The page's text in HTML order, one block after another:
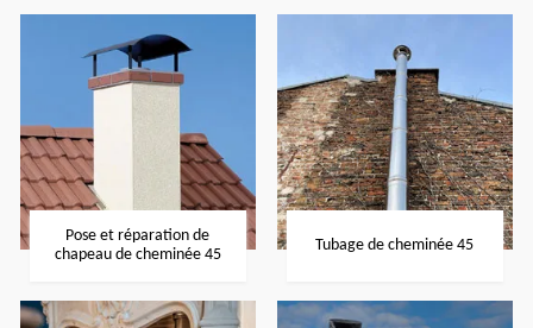
Pose et réparation de
chapeau de cheminée 45
Tubage de cheminée 45